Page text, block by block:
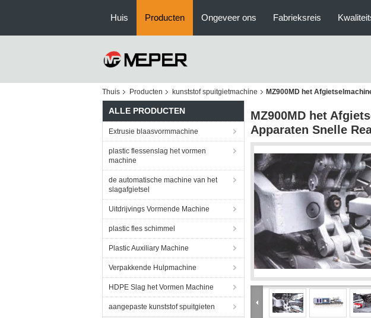
Huis Producten Ongeveer ons Fabrieksreis
Thuis Producten kunststof spuitgietmachine MZ900MD het
ALLE PRODUCTEN
Extrusie blaasvormmachine
plastic flessenslag het vormen
machine
de automatische machine van het
slagafgietsel
Uitdrijvings Vormende Machine
plastic fles schimmel
Plastic Auxiliary Machine
Verpakkende Hulpmachine
HDPE Slag het Vormen Machine
aangepaste kunststof spuitgieten
MZ900MD het
Apparaten Snelle